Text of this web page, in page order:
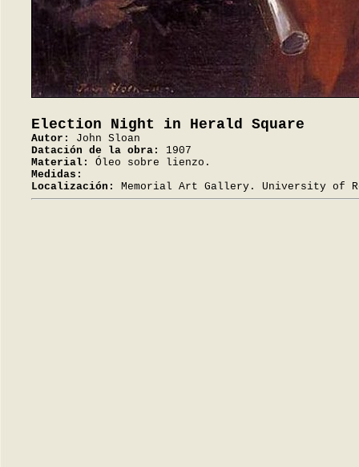
Election Night in Herald Square
Autor:
John Sloan
Datación de la obra:
1907
Material:
Óleo sobre lienzo.
Medidas:
Localización:
Memorial Art Gallery. University of